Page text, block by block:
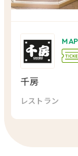
千房
レストラン